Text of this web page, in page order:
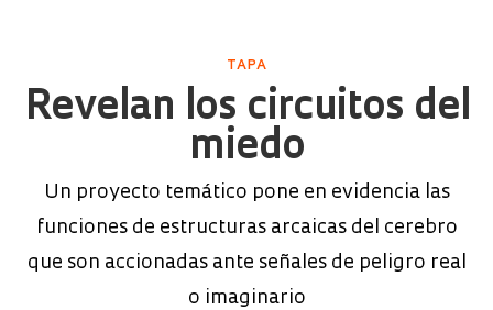
TAPA
Revelan los circuitos del
miedo
Un proyecto temático pone en evidencia las
funciones de estructuras arcaicas del cerebro
que son accionadas ante señales de peligro real
o imaginario